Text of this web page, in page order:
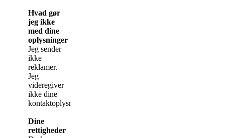
Hvad gør
jeg ikke
med dine
oplysninger
Jeg sender
ikke
reklamer.
Jeg
videregiver
ikke dine
kontaktoplysninger.
Dine
rettigheder